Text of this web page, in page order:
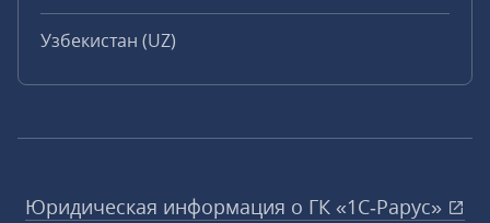
Узбекистан (UZ)
Юридическая информация о ГК «1С‑Рарус»